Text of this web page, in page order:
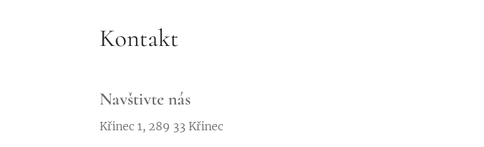
Kontakt
Navštivte nás
Křinec 1, 289 33 Křinec